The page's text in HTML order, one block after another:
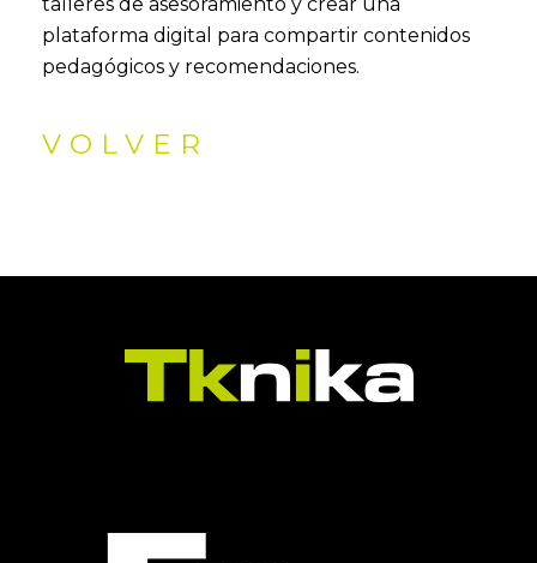
plataforma digital para compartir contenidos
pedagógicos y recomendaciones.
VOLVER